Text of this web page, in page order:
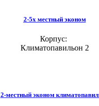
2-5х местный эконом
Корпус:
Климатопавильон 2
2-местный эконом